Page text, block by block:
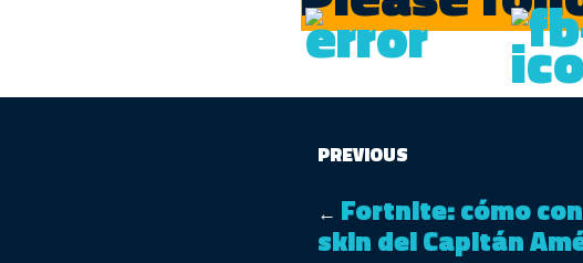
PREVIOUS
← Fortnite: cómo
skin del Capitán